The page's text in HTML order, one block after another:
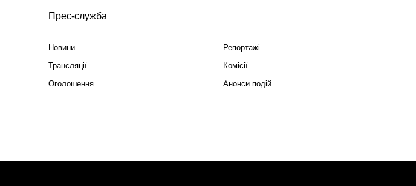
Прес-служба
Новини
Репортажі
Трансляції
Комісії
Оголошення
Анонси подій